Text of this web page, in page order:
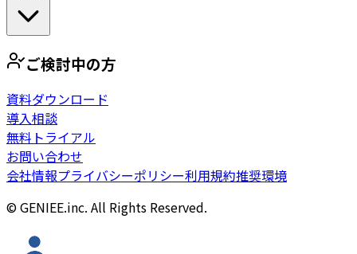
ご検討中の方
資料ダウンロード
導入相談
無料トライアル
お問い合わせ
会社情報プライバシーポリシー利用規約推奨環境
© GENIEE.inc. All Rights Reserved.